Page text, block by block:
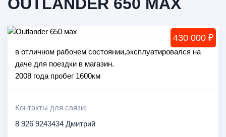
430 000 ₽
в отличном рабочем состоянии,эксплуатировался на
даче для поездки в магазин.
2008 года пробег 1600км
Контакты для связи:
8 926 9243434 Дмитрий